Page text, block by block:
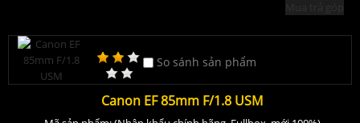
So sánh sản phẩm
Canon EF 85mm F/1.8 USM